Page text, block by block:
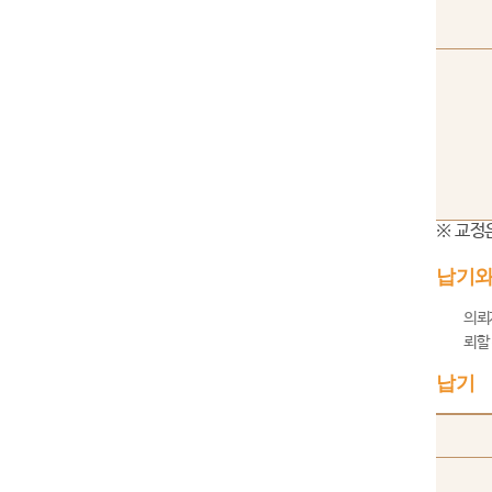
※ 교정
납기
의뢰
뢰할
납기